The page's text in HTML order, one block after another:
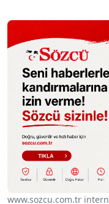
www.sozcu.com.tr